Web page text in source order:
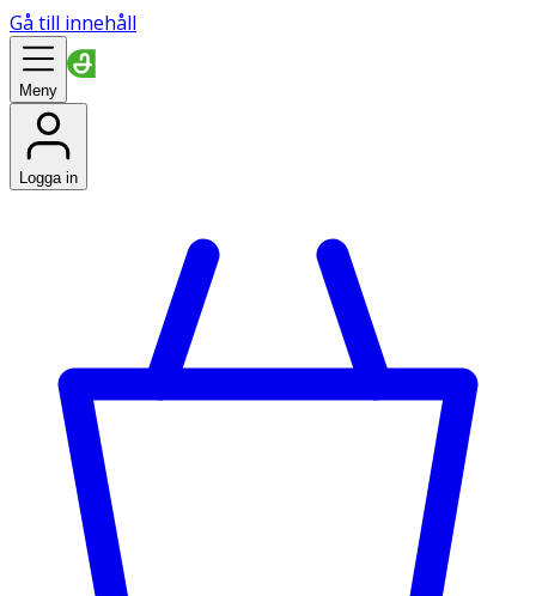
Gå till innehåll
Meny
Logga in